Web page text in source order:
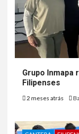
Grupo Inmapa
Filipenses
2 meses atrás